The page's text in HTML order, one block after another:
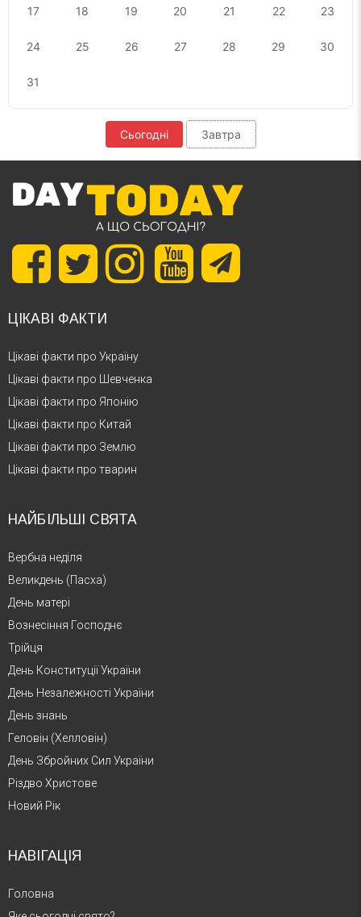
17 18 19 20 21 22 23
24 25 26 27 28 29 30
31
Сьогодні Завтра
ЦІКАВІ ФАКТИ
Цікаві факти про Україну
Цікаві факти про Шевченка
Цікаві факти про Японію
Цікаві факти про Китай
Цікаві факти про Землю
Цікаві факти про тварин
НАЙБІЛЬШІ СВЯТА
Вербна неділя
Великдень (Пасха)
День матері
Вознесіння Господнє
Трійця
День Конституції України
День Незалежності України
День знань
Геловін (Хелловін)
День Збройних Сил України
Різдво Христове
Новий Рік
НАВІГАЦІЯ
Головна